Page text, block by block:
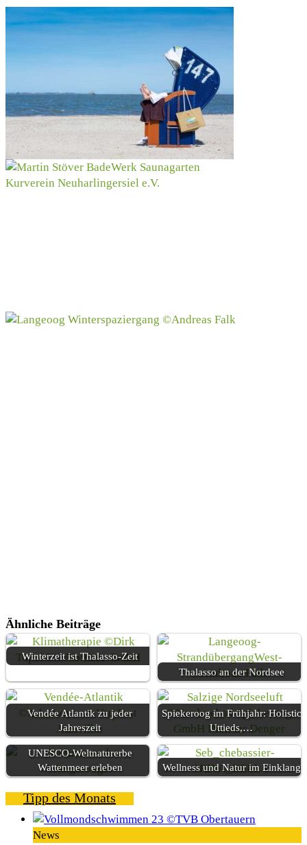
Ähnliche Beiträge
Winterzeit ist Thalasso-Zeit
Thalasso an der Nordsee
Vendée Atlantik zu jeder
Jahreszeit
Spiekeroog im Frühjahr: Holistic
Uttieds,…
UNESCO-Weltnaturerbe
Wattenmeer erleben
Wellness und Natur im Einklang
Tipp des Monats
News